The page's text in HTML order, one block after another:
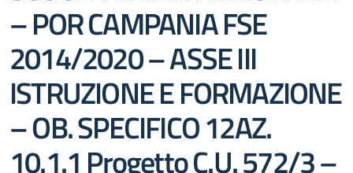
– POR CAMPANIA FSE
2014/2020 – ASSE III
ISTRUZIONE E FORMAZIONE
– OB. SPECIFICO 12AZ.
10.1.1 Progetto C.U. 572/3 –